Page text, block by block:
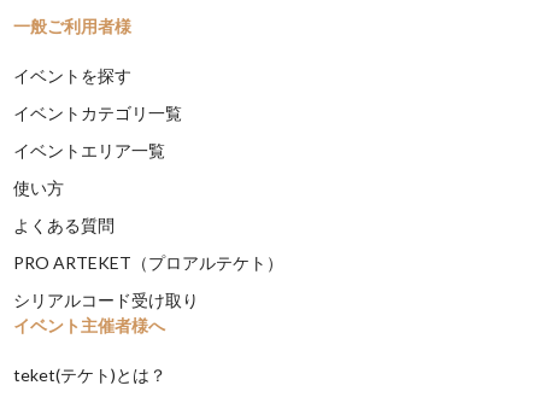
一般ご利用者様
イベントを探す
イベントカテゴリ一覧
イベントエリア一覧
使い方
よくある質問
PRO ARTEKET（プロアルテケト）
シリアルコード受け取り
イベント主催者様へ
teket(テケト)とは？